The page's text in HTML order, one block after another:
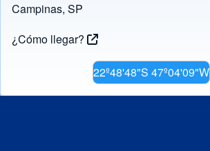
Campinas, SP
¿Cómo llegar?
22º48'48"S 47º04'09"W